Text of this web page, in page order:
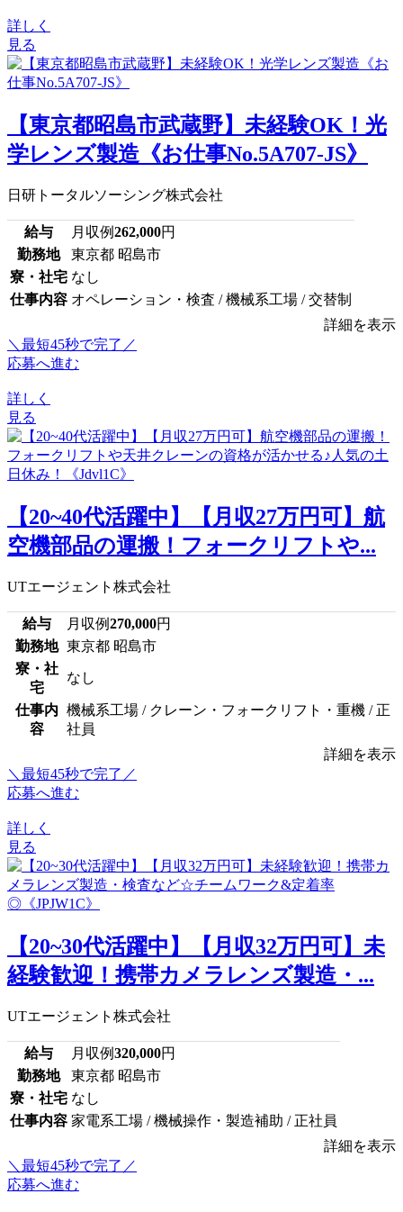
詳しく
見る
【東京都昭島市武蔵野】未経験OK！光
学レンズ製造《お仕事No.5A707-JS》
日研トータルソーシング株式会社
給与 月収例262,000円
勤務地
東京都 昭島市
寮・社宅 なし
仕事内容 オペレーション・検査 / 機械系工場 / 交替制
詳細を表示
＼最短45秒で完了／
応募へ進む
詳しく
見る
【20~40代活躍中】【月収27万円可】航
空機部品の運搬！フォークリフトや...
UTエージェント株式会社
給与 月収例270,000円
勤務地 東京都 昭島市
寮・社
宅
なし
仕事内
容
機械系工場 / クレーン・フォークリフト・重機 / 正
社員
詳細を表示
＼最短45秒で完了／
応募へ進む
詳しく
見る
【20~30代活躍中】【月収32万円可】未
経験歓迎！携帯カメラレンズ製造・...
UTエージェント株式会社
給与 月収例320,000円
勤務地
東京都 昭島市
寮・社宅 なし
仕事内容 家電系工場 / 機械操作・製造補助 / 正社員
詳細を表示
＼最短45秒で完了／
応募へ進む